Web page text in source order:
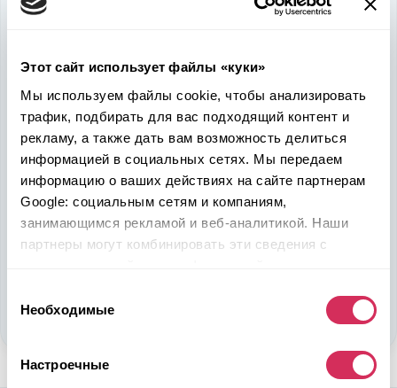
Этот сайт использует файлы «куки»
Мы используем файлы cookie, чтобы анализировать
трафик, подбирать для вас подходящий контент и
рекламу, а также дать вам возможность делиться
информацией в социальных сетях. Мы передаем
информацию о ваших действиях на сайте партнерам
Google: социальным сетям и компаниям,
занимающимся рекламой и веб-аналитикой. Наши
партнеры могут комбинировать эти сведения с
вами их сервисов.
согласия
Необходимые
Настроечные
Используйте
возможность
Надежность, эффективность и слаженность процессов
откроет перед вами дополнительные перспективы. Кроме
ожидаемого результата, вы получите реальные выгоды.
Внедрение Американского стандарта на авторынке
Казахстана станет эрой больших возможностей
казахстанцев, чтобы реализовать свой потенциал в
полную силу.
Подобрать авто